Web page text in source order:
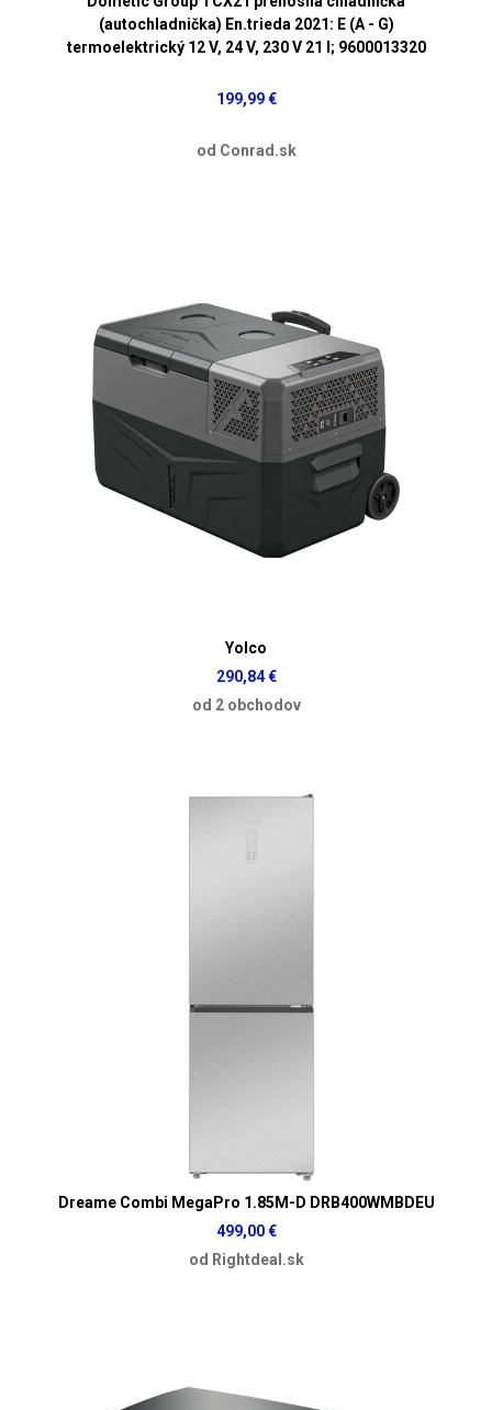
(autochladnička) En.trieda 2021: E (A - G)
termoelektrický 12 V, 24 V, 230 V 21 l; 9600013320
199,99 €
od Conrad.sk
Yolco
290,84 €
od 2 obchodov
Dreame Combi MegaPro 1.85M-D DRB400WMBDEU
499,00 €
od Rightdeal.sk